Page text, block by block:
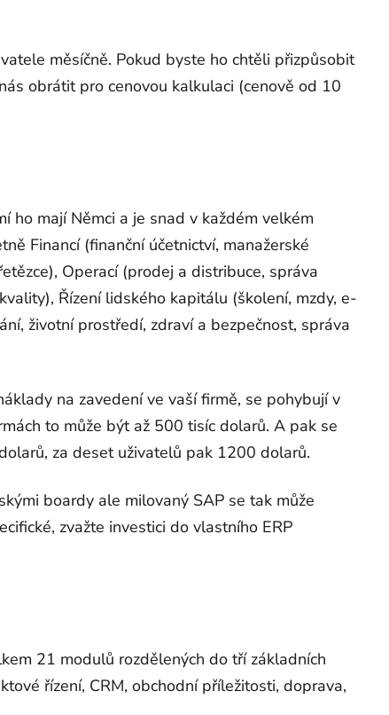
měsíčně. Pokud byste ho chtěli přizpůsobit
obrátit pro cenovou kalkulaci (cenově od 10
ho mají Němci a je snad v každém velkém
Financí (finanční účetnictví, manažerské
Operací (prodej a distribuce, správa
Řízení lidského kapitálu (školení, mzdy, e-
životní prostředí, zdraví a bezpečnost, správa
na zavedení ve vaší firmě, se pohybují v
to může být až 500 tisíc dolarů. A pak se
za deset uživatelů pak 1200 dolarů.
boardy ale milovaný SAP se tak může
zvažte investici do vlastního ERP
21 modulů rozdělených do tří základních
řízení, CRM, obchodní příležitosti, doprava,